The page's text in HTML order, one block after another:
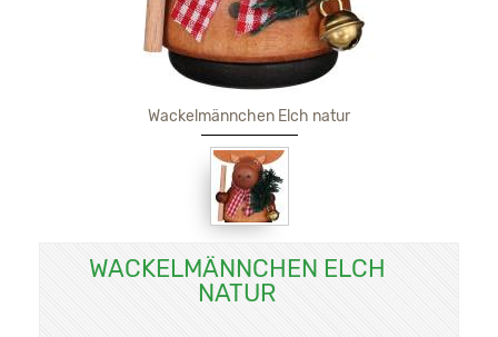
Wackelmännchen Elch natur
WACKELMÄNNCHEN ELCH
NATUR